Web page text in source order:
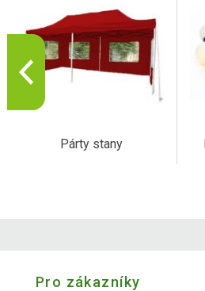
Párty stany
Pro zákazníky